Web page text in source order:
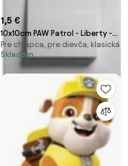
1,5 €
10x10cm PAW Patrol - Liberty -
nálepka nad vypínač
Pre chlapca, pre dievča, klasická
Skladom